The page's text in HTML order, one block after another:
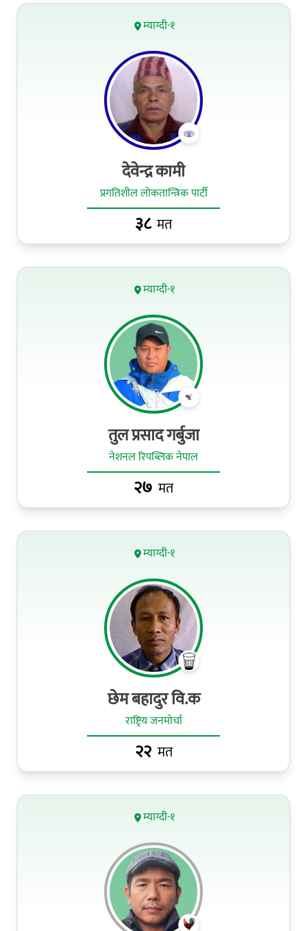
म्याग्दी-१
देवेन्द्र कामी
प्रगतिशील लोकतान्त्रिक पार्टी
३८ मत
म्याग्दी-१
तुल प्रसाद गर्बुजा
नेशनल रिपब्लिक नेपाल
२७ मत
म्याग्दी-१
छेम बहादुर वि.क
राष्ट्रिय जनमोर्चा
२२ मत
म्याग्दी-१